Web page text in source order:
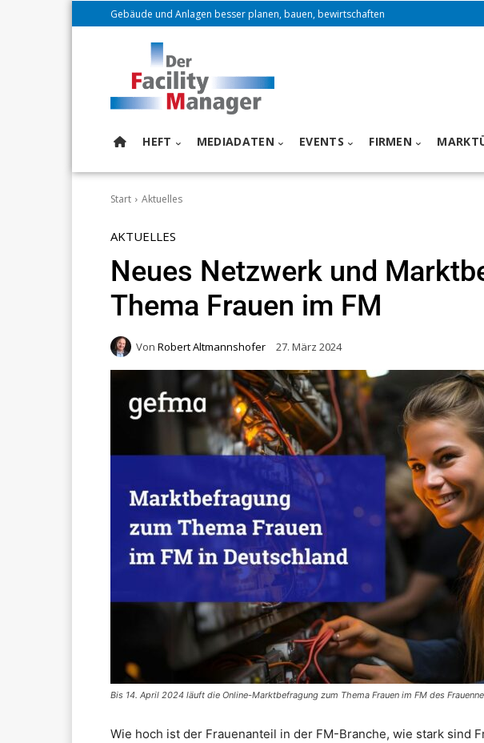
Gebäude und Anlagen besser planen, bauen, bewirtschaften
HEFT MEDIADATEN EVENTS FIRMEN
Start Aktuelles
AKTUELLES
Neues Netzwerk und
Thema Frauen im FM
Von Robert Altmannshofer 27. März 2024
Bis 14. April 2024 läuft die Online-Marktbefragung zum Thema Frauen im FM des
Wie hoch ist der Frauenanteil in der FM-Branche, wie stark sind